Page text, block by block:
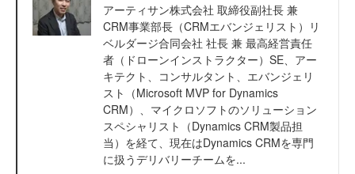
アーティサン株式会社 取締役副社長 兼
CRM事業部長（CRMエバンジェリスト）リ
ベルダージ合同会社 社長 兼 最高経営責任
者（ドローンインストラクター）SE、アー
キテクト、コンサルタント、エバンジェリ
スト（Microsoft MVP for Dynamics
CRM）、マイクロソフトのソリューション
スペシャリスト（Dynamics CRM製品担
当）を経て、現在はDynamics CRMを専門
に扱うデリバリーチームを...